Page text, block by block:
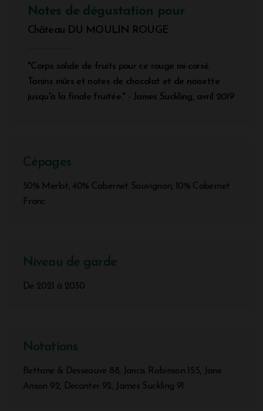
Notes de dégustation pour
Château DU MOULIN ROUGE
"Corps solide de fruits pour ce rouge mi-corsé.
Tanins mûrs et notes de chocolat et de noisette
jusqu'à la finale fruitée." - James Suckling, avril 2019
Cépages
50% Merlot, 40% Cabernet Sauvignon, 10% Cabernet
Franc
Niveau de garde
De 2021 à 2030
Notations
Bettane & Desseauve 88, Jancis Robinson 15.5, Jane
Anson 92, Decanter 92, James Suckling 91